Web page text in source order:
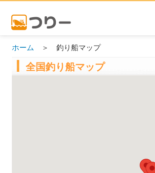
ホーム ＞ 釣り船マップ
全国釣り船マップ